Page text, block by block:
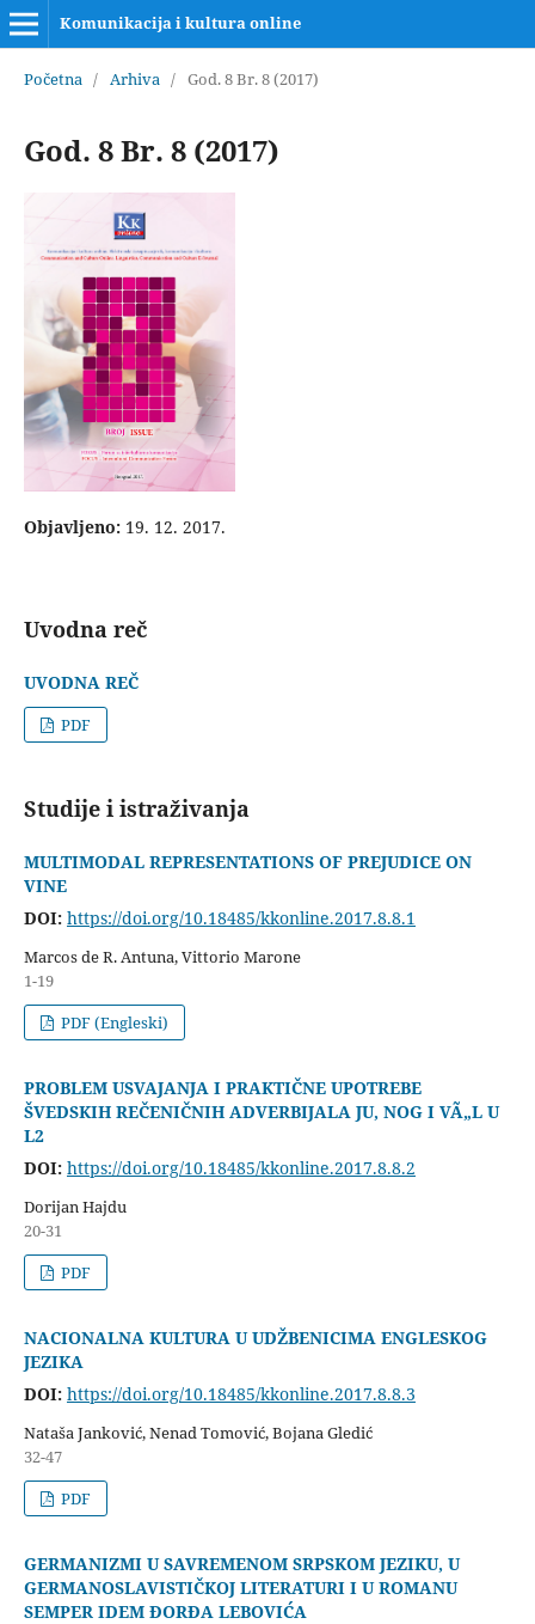
Komunikacija i kultura online
Početna / Arhiva / God. 8 Br. 8 (2017)
God. 8 Br. 8 (2017)
Objavljeno: 19. 12. 2017.
Uvodna reč
UVODNA REČ
PDF
Studije i istraživanja
MULTIMODAL REPRESENTATIONS OF PREJUDICE ON
VINE
DOI: https://doi.org/10.18485/kkonline.2017.8.8.1
Marcos de R. Antuna, Vittorio Marone
1-19
PDF (Engleski)
PROBLEM USVAJANJA I PRAKTIČNE UPOTREBE
ŠVEDSKIH REČENIČNIH ADVERBIJALA JU, NOG I VÃ„L U
L2
DOI: https://doi.org/10.18485/kkonline.2017.8.8.2
Dorijan Hajdu
20-31
PDF
NACIONALNA KULTURA U UDŽBENICIMA ENGLESKOG
JEZIKA
DOI: https://doi.org/10.18485/kkonline.2017.8.8.3
Nataša Janković, Nenad Tomović, Bojana Gledić
32-47
PDF
GERMANIZMI U SAVREMENOM SRPSKOM JEZIKU, U
GERMANOSLAVISTIČKOJ LITERATURI I U ROMANU
SEMPER IDEM ĐORĐA LEBOVIĆA